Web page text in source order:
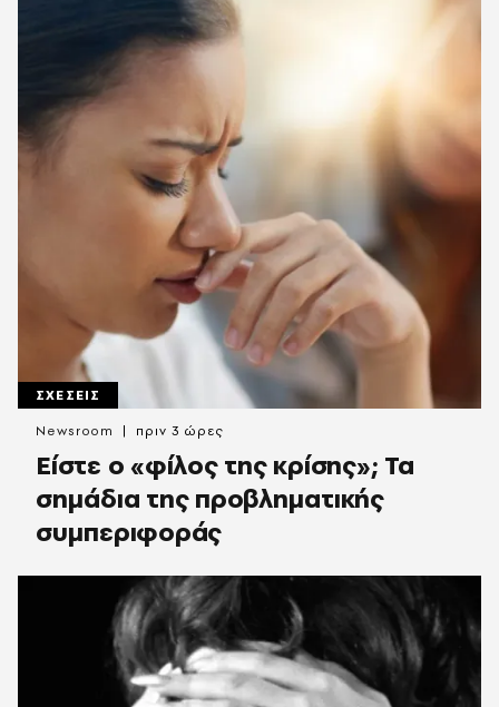
ΣΧΕΣΕΙΣ
Είστε ο «φίλος της κρίσης»; Τα
σημάδια της προβληματικής
συμπεριφοράς
Newsroom πριν 3 ώρες